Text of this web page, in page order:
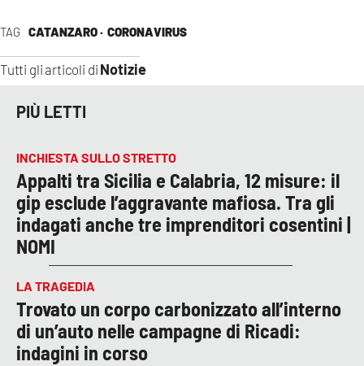
TAG CATANZARO · CORONAVIRUS
Tutti gli articoli di Notizie
PIÙ LETTI
INCHIESTA SULLO STRETTO
Appalti tra Sicilia e Calabria, 12 misure: il
gip esclude l’aggravante mafiosa. Tra gli
indagati anche tre imprenditori cosentini |
NOMI
LA TRAGEDIA
Trovato un corpo carbonizzato all’interno
di un’auto nelle campagne di Ricadi:
indagini in corso